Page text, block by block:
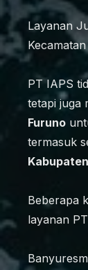
Layanan
PT IAPS
tetapi juga
Furuno
termasuk
Beberapa
layanan